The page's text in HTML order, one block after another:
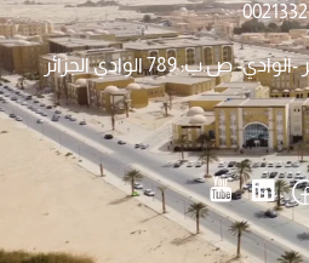
789 الوادي الجزائر